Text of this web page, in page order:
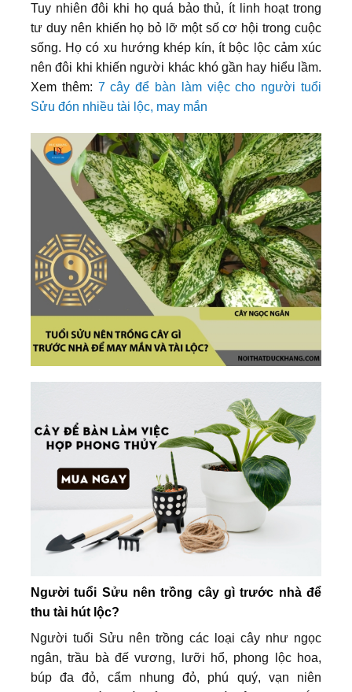
Tuy nhiên đôi khi họ quá bảo thủ, ít linh hoạt trong
tư duy nên khiến họ bỏ lỡ một số cơ hội trong cuộc
sống. Họ có xu hướng khép kín, ít bộc lộc cảm xúc
nên đôi khi khiến người khác khó gần hay hiểu lầm.
Xem thêm: 7 cây để bàn làm việc cho người tuổi
Sửu đón nhiều tài lộc, may mắn
Người tuổi Sửu nên trồng cây gì trước nhà để
thu tài hút lộc?
Người tuổi Sửu nên trồng các loại cây như ngọc
ngân, trầu bà đế vương, lưỡi hổ, phong lộc hoa,
búp đa đỏ, cẩm nhung đỏ, phú quý, vạn niên